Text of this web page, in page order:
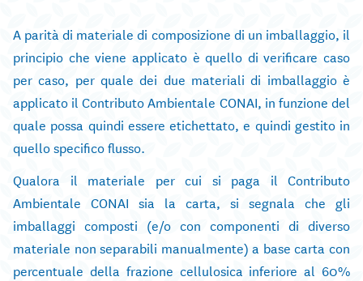
A parità di materiale di composizione di un imballaggio, il
principio che viene applicato è quello di verificare caso
per caso, per quale dei due materiali di imballaggio è
applicato il Contributo Ambientale CONAI, in funzione del
quale possa quindi essere etichettato, e quindi gestito in
quello specifico flusso.
Qualora il materiale per cui si paga il Contributo
Ambientale CONAI sia la carta, si segnala che gli
imballaggi composti (e/o con componenti di diverso
materiale non separabili manualmente) a base carta con
percentuale della frazione cellulosica inferiore al 60%